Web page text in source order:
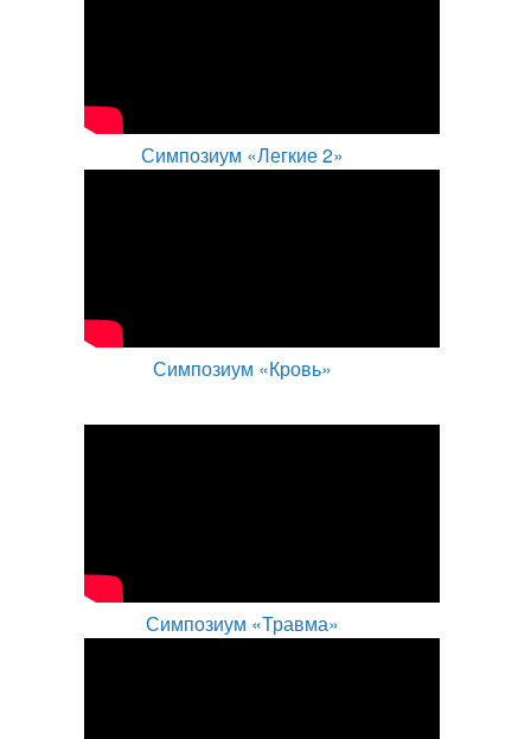
Симпозиум «Легкие 2»
Симпозиум «Кровь»
Симпозиум «Травма»